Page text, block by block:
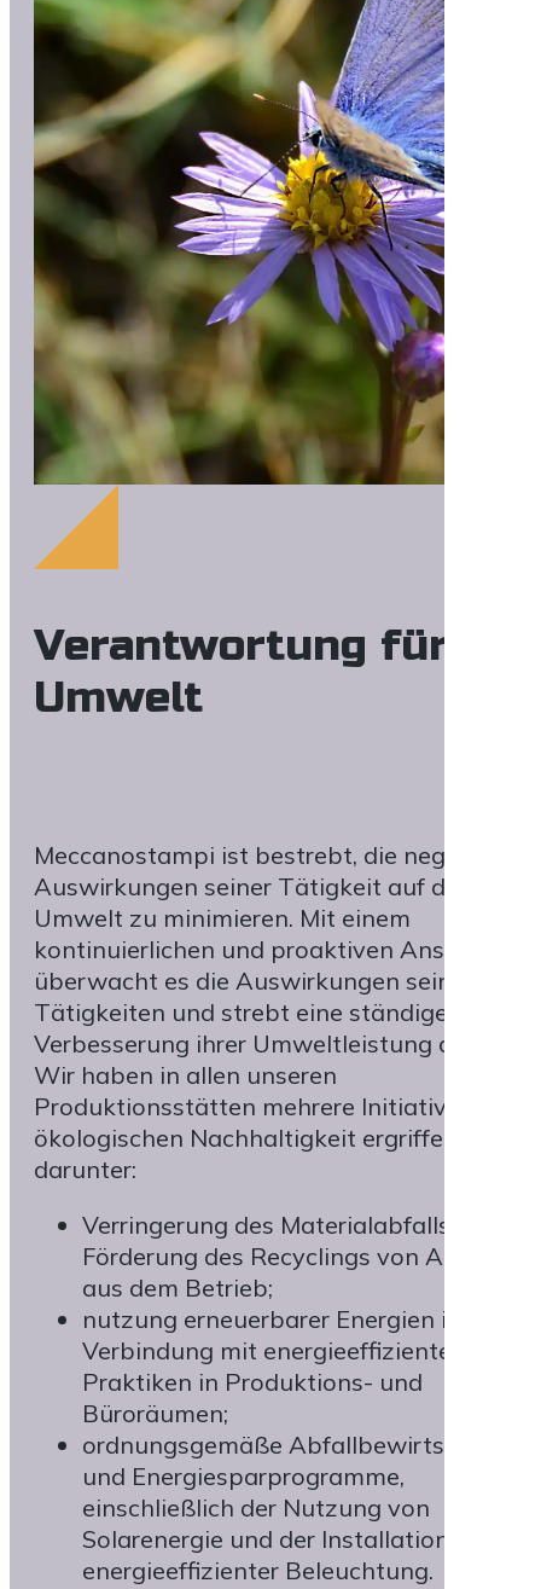
Verantwortung für die
Umwelt
Meccanostampi ist bestrebt, die negativen
Auswirkungen seiner Tätigkeit auf die
Umwelt zu minimieren. Mit einem
kontinuierlichen und proaktiven Ansatz
überwacht es die Auswirkungen seiner
Tätigkeiten und strebt eine ständige
Verbesserung ihrer Umweltleistung an.
Wir haben in allen unseren
Produktionsstätten mehrere Initiativen zur
ökologischen Nachhaltigkeit ergriffen,
darunter:
Verringerung des Materialabfalls und
Förderung des Recyclings von Abfällen
aus dem Betrieb;
nutzung erneuerbarer Energien in
Verbindung mit energieeffizienten
Praktiken in Produktions- und
Büroräumen;
ordnungsgemäße
und Energiesparprogramme,
einschließlich der Nutzung von
Solarenergie und der Installation von
energieeffizienter Beleuchtung.